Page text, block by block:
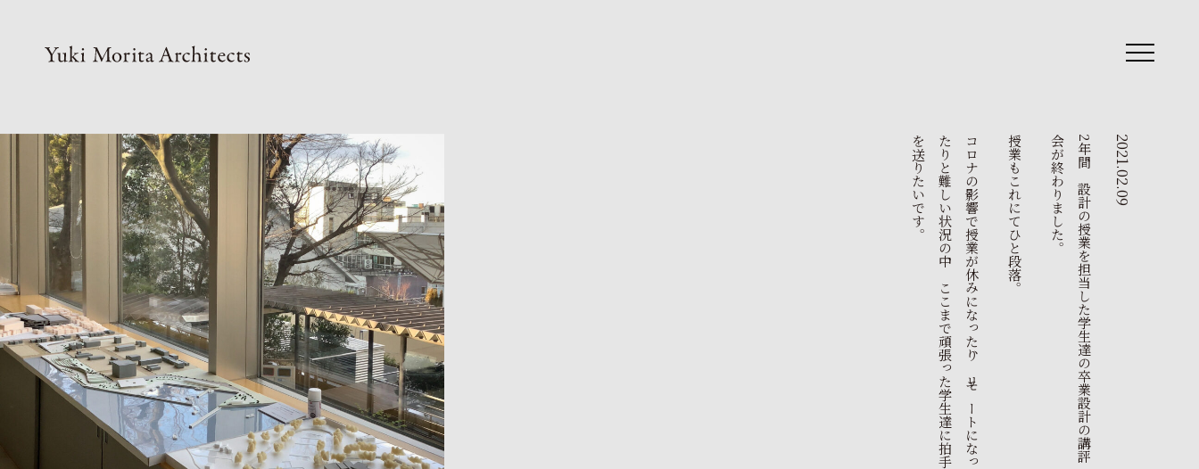
toggle
2021.02.09
2
年
間
、
設
計
の
授
業
を
担
当
し
た
学
生
達
の
卒
業
設
計
の
講
評
会
が
終
わ
り
ま
し
た
。
授業もこれにてひと段落。
コ
ロ
ナ
の
影
響
で
授
業
が
休
み
に
な
っ
た
り
、
リ
モ
ー
ト
に
な
っ
た
り
と
難
し
い
状
況
の
中
、
こ
こ
ま
で
頑
張
っ
た
学
生
達
に
拍
手
を
送
り
た
い
で
す
。